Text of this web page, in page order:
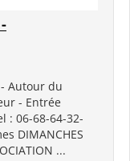
Autour du
- Entrée
: 06-68-64-32-
DIMANCHES
...